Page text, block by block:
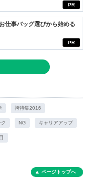
PR
PR
仕事バッグ選びから始める
袴特集2016
NG キャリアアップ
ページトップへ